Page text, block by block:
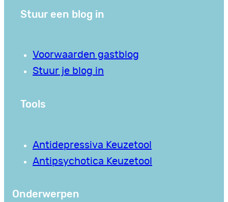
Stuur een blog in
Voorwaarden gastblog
Stuur je blog in
Tools
Antidepressiva Keuzetool
Antipsychotica Keuzetool
Onderwerpen